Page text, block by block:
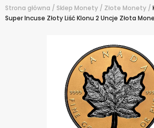
Strona główna / Sklep Monety / Złote Monety /
Super Incuse Złoty Liść Klonu 2 Uncje Złota